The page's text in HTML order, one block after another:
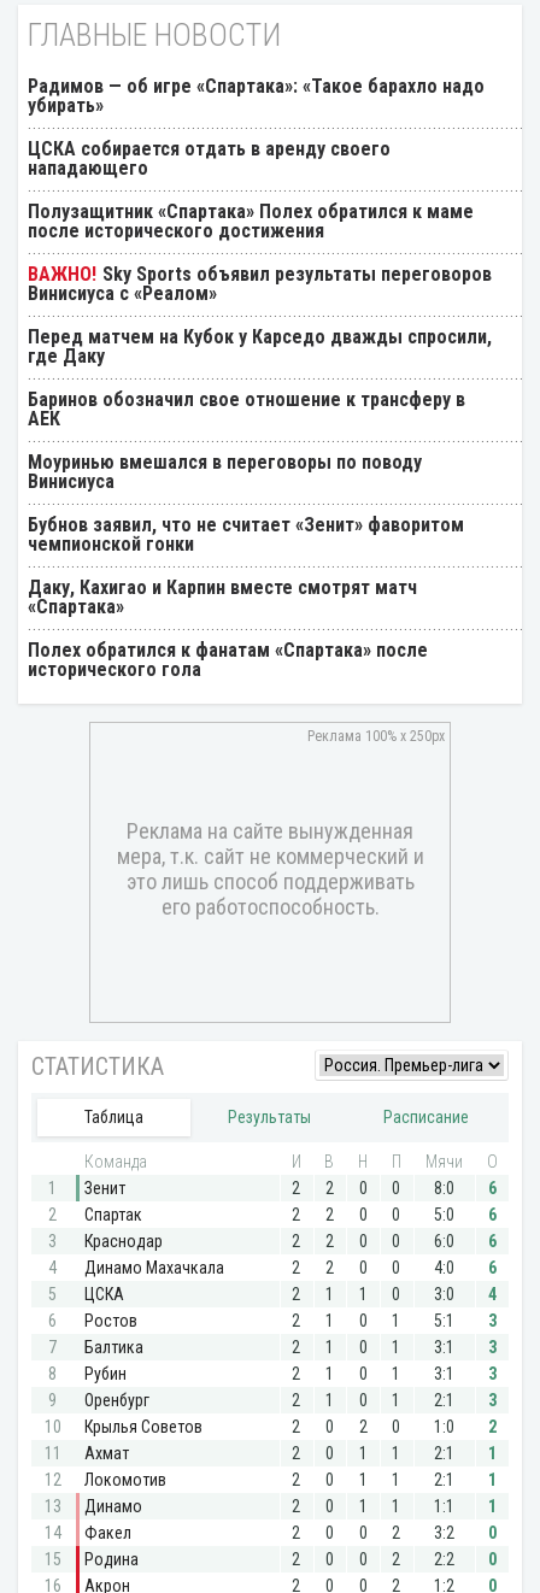
ГЛАВНЫЕ НОВОСТИ
Радимов — об игре «Спартака»: «Такое барахло надо
убирать»
ЦСКА собирается отдать в аренду своего
нападающего
Полузащитник «Спартака» Полех обратился к маме
после исторического достижения
Sky Sports объявил результаты переговоров
Винисиуса с «Реалом»
Перед матчем на Кубок у Карседо дважды спросили,
где Даку
Баринов обозначил свое отношение к трансферу в
АЕК
Моуринью вмешался в переговоры по поводу
Винисиуса
Бубнов заявил, что не считает «Зенит» фаворитом
чемпионской гонки
Даку, Кахигао и Карпин вместе смотрят матч
«Спартака»
Полех обратился к фанатам «Спартака» после
исторического гола